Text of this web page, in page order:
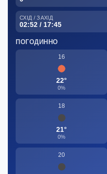
СХІД / ЗАХІД
02:52 / 17:45
ПОГОДИННО
16
22°
0%
18
21°
0%
20